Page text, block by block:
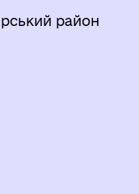
район